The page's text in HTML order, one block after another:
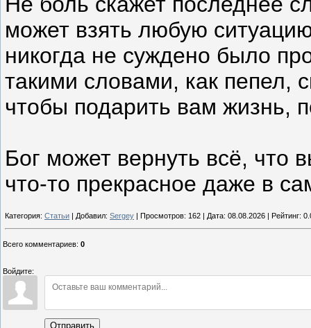
может взять любую
никогда не суждено было
такими словами, как пепел,
чтобы подарить вам жизнь,
Бог может вернуть всё, что
что-то прекрасное даже в
Категория: Статьи | Добавил: Sergey | Просмотров: 162 | Дата: 08.08.2026 | Рейтинг:
Всего комментариев: 0
Войдите:
Отправить